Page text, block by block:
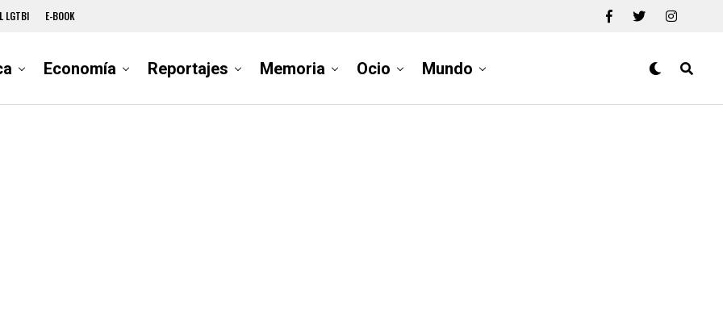
LGTBI E-BOOK
Economía Reportajes Memoria Ocio Mundo